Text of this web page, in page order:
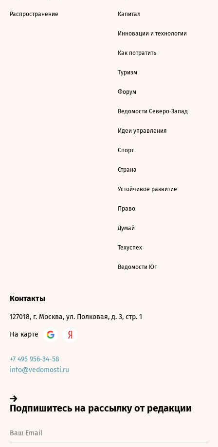
Распространение Капитал
Инновации и технологии
Как потратить
Туризм
Форум
Ведомости Северо-Запад
Идеи управления
Спорт
Страна
Устойчивое развитие
Право
Думай
Техуспех
Ведомости Юг
Контакты
127018, г. Москва, ул. Полковая, д. 3, стр. 1
На карте
+7 495 956-34-58
info@vedomosti.ru